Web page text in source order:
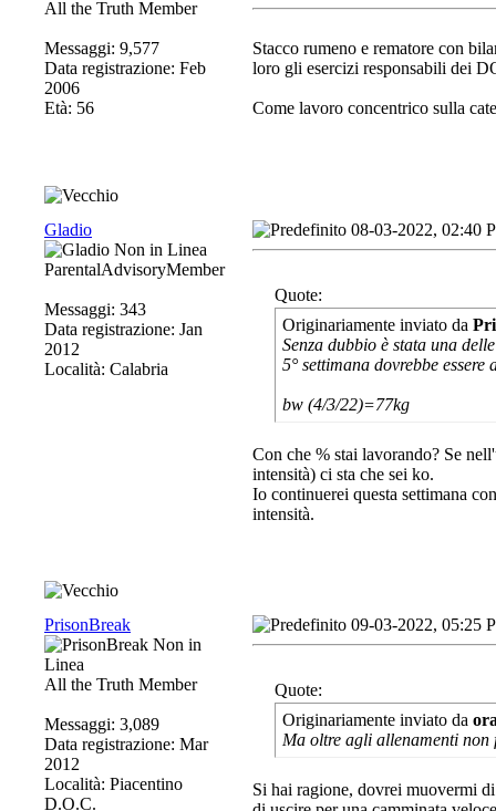
All the Truth Member
Messaggi: 9,577
Data registrazione: Feb
2006
Età: 56
Stacco rumeno e rematore con
loro gli esercizi responsabili dei
Come lavoro concentrico sulla
Gladio
ParentalAdvisoryMember
Messaggi: 343
Data registrazione: Jan
2012
Località: Calabria
08-03-2022, 02:40
Quote:
Originariamente inviato da
Senza dubbio è stata una
5° settimana dovrebbe
bw (4/3/22)=77kg
Con che % stai lavorando? Se
intensità) ci sta che sei ko.
Io continuerei questa settimana
intensità.
PrisonBreak
All the Truth Member
Messaggi: 3,089
Data registrazione: Mar
2012
Località: Piacentino
D.O.C.
09-03-2022, 05:25
Quote:
Originariamente inviato da
Ma oltre agli allenamenti non
Si hai ragione, dovrei muovermi